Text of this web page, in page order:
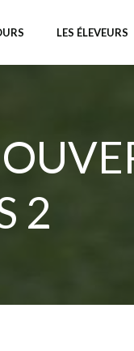
LES ÉLEVEURS
2